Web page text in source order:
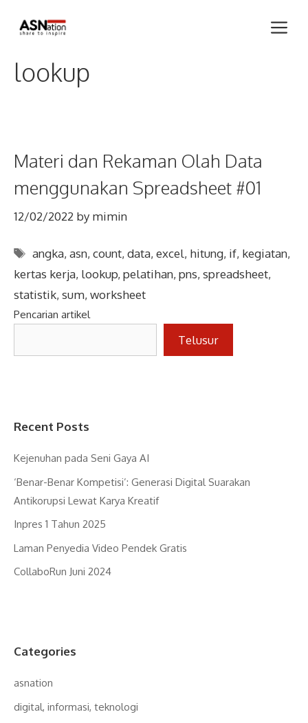
lookup
Materi dan Rekaman Olah Data
menggunakan Spreadsheet #01
12/02/2022 by mimin
Tags
angka,asn,count,data,excel, hitung, if, kegiatan,
kertas kerja, lookup, pelatihan, pns, spreadsheet,
statistik, sum, worksheet
Pencarian artikel
Telusur
Recent Posts
Kejenuhan pada Seni Gaya AI
‘Benar-Benar Kompetisi’: Generasi Digital Suarakan
Antikorupsi Lewat Karya Kreatif
Inpres 1 Tahun 2025
Laman Penyedia Video Pendek Gratis
CollaboRun Juni 2024
Categories
asnation
digital, informasi, teknologi